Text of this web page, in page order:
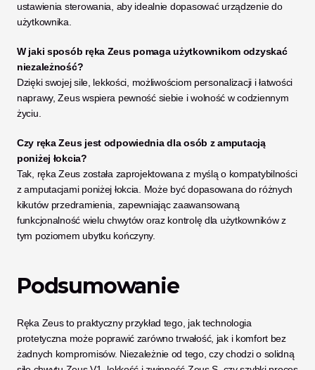
ustawienia sterowania, aby idealnie dopasować urządzenie do
użytkownika.
W jaki sposób ręka Zeus pomaga użytkownikom odzyskać
niezależność?
Dzięki swojej sile, lekkości, możliwościom personalizacji i łatwości
naprawy, Zeus wspiera pewność siebie i wolność w codziennym
życiu.
Czy ręka Zeus jest odpowiednia dla osób z amputacją
poniżej łokcia?
Tak, ręka Zeus została zaprojektowana z myślą o kompatybilności
z amputacjami poniżej łokcia. Może być dopasowana do różnych
kikutów przedramienia, zapewniając zaawansowaną
funkcjonalność wielu chwytów oraz kontrolę dla użytkowników z
tym poziomem ubytku kończyny.
Podsumowanie
Ręka Zeus to praktyczny przykład tego, jak technologia
protetyczna może poprawić zarówno trwałość, jak i komfort bez
żadnych kompromisów. Niezależnie od tego, czy chodzi o solidną